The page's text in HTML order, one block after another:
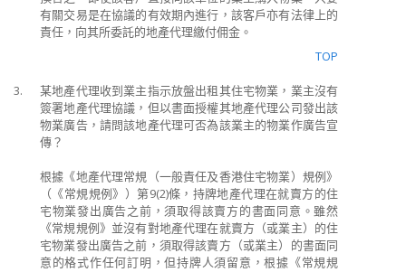
有關交易是在協議的有效期內進行，該客戶亦有法律上的
責任，向其所委託的地產代理繳付佣金。
TOP
3.
某地產代理收到業主指示放盤出租其住宅物業，業主沒有
簽署地產代理協議，但以書面授權其地產代理公司發出該
物業廣告，請問該地產代理可否為該業主的物業作廣告宣
傳？
根據《地產代理常規（一般責任及香港住宅物業）規例》
（《常規規例》）第9(2)條，持牌地產代理在就賣方的住
宅物業發出廣告之前，須取得該賣方的書面同意。雖然
《常規規例》並沒有對地產代理在就賣方（或業主）的住
宅物業發出廣告之前，須取得該賣方（或業主）的書面同
意的格式作任何訂明，但持牌人須留意，根據《常規規